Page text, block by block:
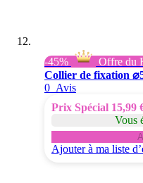
-45%
Offre du
Collier de fixation
0 Avis
Prix Spécial 15,99
Vous
Ajouter à ma liste